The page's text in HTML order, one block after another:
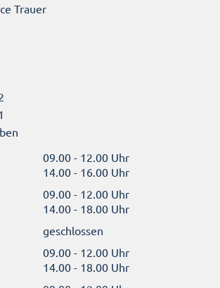
Trauer
09.00 - 12.00 Uhr
14.00 - 16.00 Uhr
09.00 - 12.00 Uhr
14.00 - 18.00 Uhr
geschlossen
09.00 - 12.00 Uhr
14.00 - 18.00 Uhr